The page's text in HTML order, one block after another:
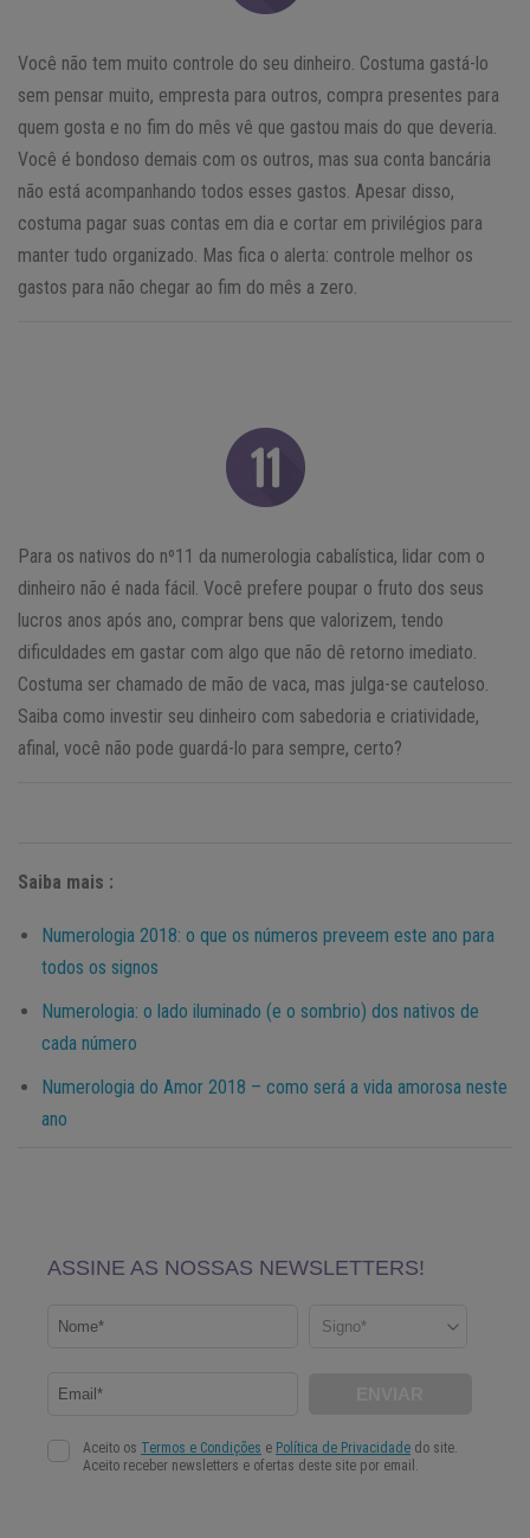
Você não tem muito controle do seu dinheiro. Costuma gastá-lo
sem pensar muito, empresta para outros, compra presentes para
quem gosta e no fim do mês vê que gastou mais do que deveria.
Você é bondoso demais com os outros, mas sua conta bancária
não está acompanhando todos esses gastos. Apesar disso,
costuma pagar suas contas em dia e cortar em privilégios para
manter tudo organizado. Mas fica o alerta: controle melhor os
gastos para não chegar ao fim do mês a zero.
Para os nativos do nº11 da numerologia cabalística, lidar com o
dinheiro não é nada fácil. Você prefere poupar o fruto dos seus
lucros anos após ano, comprar bens que valorizem, tendo
dificuldades em gastar com algo que não dê retorno imediato.
Costuma ser chamado de mão de vaca, mas julga-se cauteloso.
Saiba como investir seu dinheiro com sabedoria e criatividade,
afinal, você não pode guardá-lo para sempre, certo?
Saiba mais :
Numerologia 2018: o que os números preveem este ano para
todos os signos
Numerologia: o lado iluminado (e o sombrio) dos nativos de
cada número
Numerologia do Amor 2018 – como será a vida amorosa neste
ano